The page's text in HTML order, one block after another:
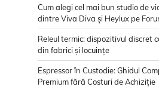
Cum alegi cel mai bun studio de
dintre Viva Diva și Heylux pe
Releul termic: dispozitivul discret
din fabrici și locuințe
Espressor în Custodie: Ghidul
Premium fără Costuri de Achiziție